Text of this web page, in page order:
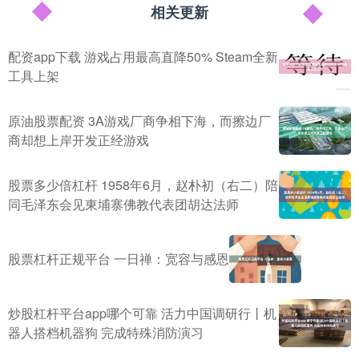
相关更新
配资app下载 游戏占用最高直降50% Steam全新
工具上架
原油股票配资 3A游戏厂商争相下海，而擦边厂
商却想上岸开发正经游戏
股票多少倍杠杆 1958年6月，赵朴初（右二）陪
同毛泽东会见東埔寨佛教代表团胡达法师
股票杠杆正规平台 一日禅：宽容与感恩
炒股杠杆平台app哪个可靠 活力中国调研行丨机
器人搭档机器狗 完成特殊消防演习